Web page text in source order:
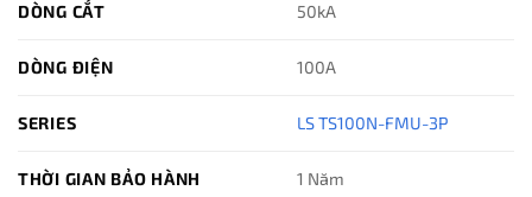
DÒNG CẮT 50kA
DÒNG ĐIỆN 100A
SERIES LS TS100N-FMU-3P
THỜI GIAN BẢO HÀNH 1 Năm